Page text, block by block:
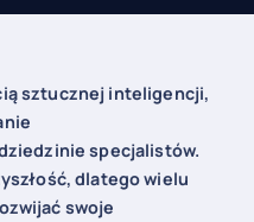
sztucznej inteligencji,
specjalistów.
dlatego wielu
swoje